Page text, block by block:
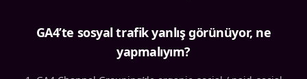
GA4’te sosyal trafik yanlış görünüyor, ne
yapmalıyım?